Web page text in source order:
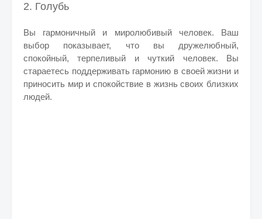
2. Голубь
Вы гармоничный и миролюбивый человек. Ваш
выбор показывает, что вы дружелюбный,
спокойный, терпеливый и чуткий человек. Вы
стараетесь поддерживать гармонию в своей жизни и
приносить мир и спокойствие в жизнь своих близких
людей.